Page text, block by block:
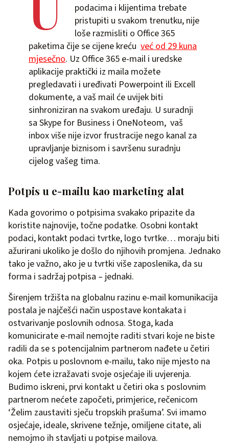
podacima i klijentima trebate
pristupiti u svakom trenutku, nije
loše razmisliti o Office 365
paketima čije se cijene kreću već od 29 kuna
mjesečno. Uz Office 365 e-mail i uredske
aplikacije praktički iz maila možete
pregledavati i uređivati Powerpoint ili Excell
dokumente, a vaš mail će uvijek biti
sinhroniziran na svakom uređaju. U suradnji
sa Skype for Business i OneNoteom, vaš
inbox više nije izvor frustracije nego kanal za
upravljanje biznisom i savršenu suradnju
cijelog vašeg tima.
Potpis u e-mailu kao marketing alat
Kada govorimo o potpisima svakako pripazite da
koristite najnovije, točne podatke. Osobni kontakt
podaci, kontakt podaci tvrtke, logo tvrtke… moraju biti
ažurirani ukoliko je došlo do njihovih promjena. Jednako
tako je važno, ako je u tvrtki više zaposlenika, da su
forma i sadržaj potpisa – jednaki.
Širenjem tržišta na globalnu razinu e-mail komunikacija
postala je najčešći način uspostave kontakata i
ostvarivanje poslovnih odnosa. Stoga, kada
komunicirate e-mail nemojte raditi stvari koje ne biste
radili da se s potencijalnim partnerom nađete u četiri
oka. Potpis u poslovnom e-mailu, tako nije mjesto na
kojem ćete izražavati svoje osjećaje ili uvjerenja.
Budimo iskreni, prvi kontakt u četiri oka s poslovnim
partnerom nećete započeti, primjerice, rečenicom
‘Želim zaustaviti sječu tropskih prašuma’. Svi imamo
osjećaje, ideale, skrivene težnje, omiljene citate, ali
nemojmo ih stavljati u potpise mailova.